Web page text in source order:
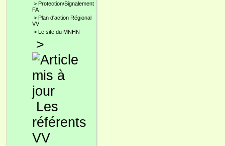
> Protection/Signalement
FA
> Plan d'action Régional
VV
> Le site du MNHN
>
Les
référents
VV